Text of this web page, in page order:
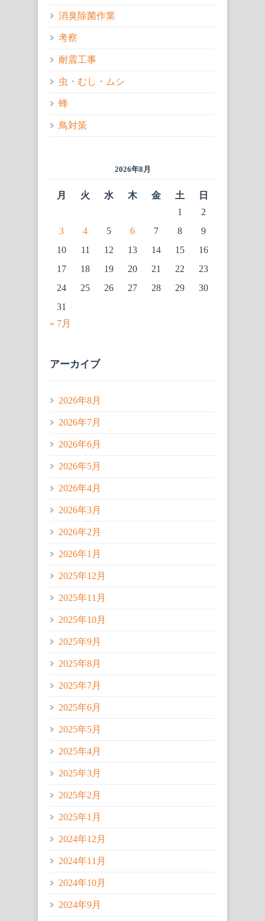
消臭除菌作業
考察
耐震工事
虫・むし・ムシ
蜂
鳥対策
2026年8月
月 火 水 木 金 土
日
1
2
3
4 5 6 7 8
9
10
11 12 13 14 15
16
17
18 19 20 21 22
23
24
25 26 27 28 29
30
31
« 7月
アーカイブ
2026年8月
2026年7月
2026年6月
2026年5月
2026年4月
2026年3月
2026年2月
2026年1月
2025年12月
2025年11月
2025年10月
2025年9月
2025年8月
2025年7月
2025年6月
2025年5月
2025年4月
2025年3月
2025年2月
2025年1月
2024年12月
2024年11月
2024年10月
2024年9月